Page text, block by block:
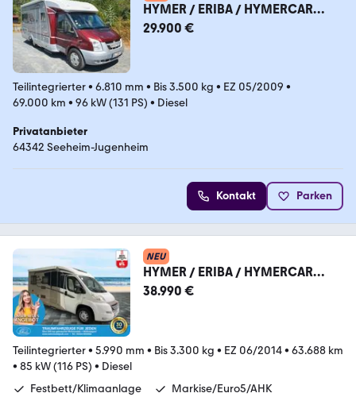
HYMER / ERIBA / HYMERCAR
Tramp 652 CL
29.900 €
Teilintegrierter• 6.810 mm • Bis 3.500 kg • EZ 05/2009 •
69.000 km • 96 kW (131 PS) • Diesel
Privatanbieter
64342 Seeheim-Jugenheim
Kontakt Parken
NEU
HYMER / ERIBA / HYMERCAR
Compact
38.990 €
Teilintegrierter• 5.990 mm • Bis 3.300 kg • EZ 06/2014• 63.688 km
• 85 kW (116 PS) • Diesel
Festbett/Klimaanlage
Markise/Euro5/AHK